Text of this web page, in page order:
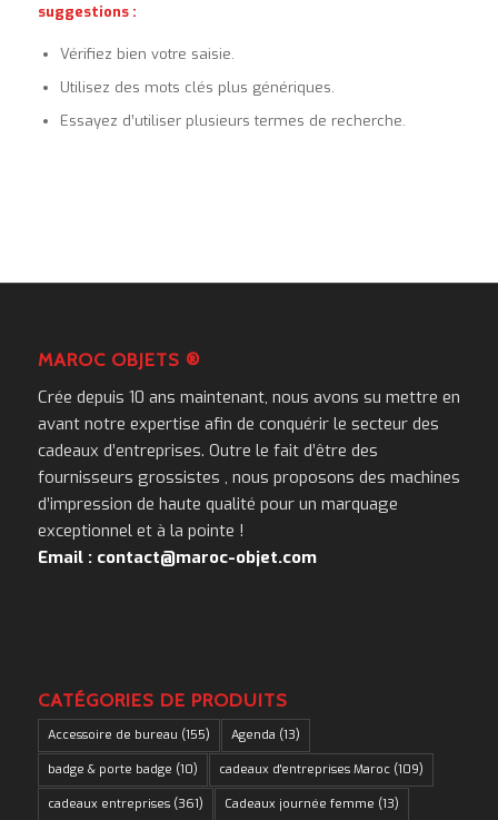
suggestions :
Vérifiez bien votre saisie.
Utilisez des mots clés plus génériques.
Essayez d’utiliser plusieurs termes de recherche.
MAROC OBJETS ®
Crée depuis 10 ans maintenant, nous avons su mettre en
avant notre expertise afin de conquérir le secteur des
cadeaux d’entreprises. Outre le fait d’être des
fournisseurs grossistes , nous proposons des machines
d’impression de haute qualité pour un marquage
exceptionnel et à la pointe !
Email : contact@maroc-objet.com
CATÉGORIES DE PRODUITS
Accessoire de bureau (155) Agenda (13)
badge & porte badge (10) cadeaux d'entreprises Maroc(109)
cadeaux entreprises(361) Cadeaux journée femme (13)